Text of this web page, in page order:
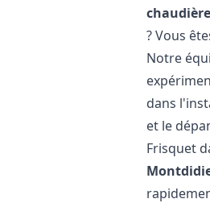
? Vous
Notre
dans
et le
Frisquet